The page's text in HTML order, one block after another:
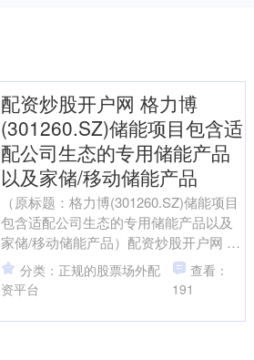
配资炒股开户网 格力博
(301260.SZ)储能项目包含适
配公司生态的专用储能产品
以及家储/移动储能产品
（原标题：格力博(301260.SZ)储能项目
包含适配公司生态的专用储能产品以及
家储/移动储能产品）配资炒股开户网 格
隆汇9月12日丨格力博(301260.SZ....
分类：正规的股票场外配
资平台
查看：
191